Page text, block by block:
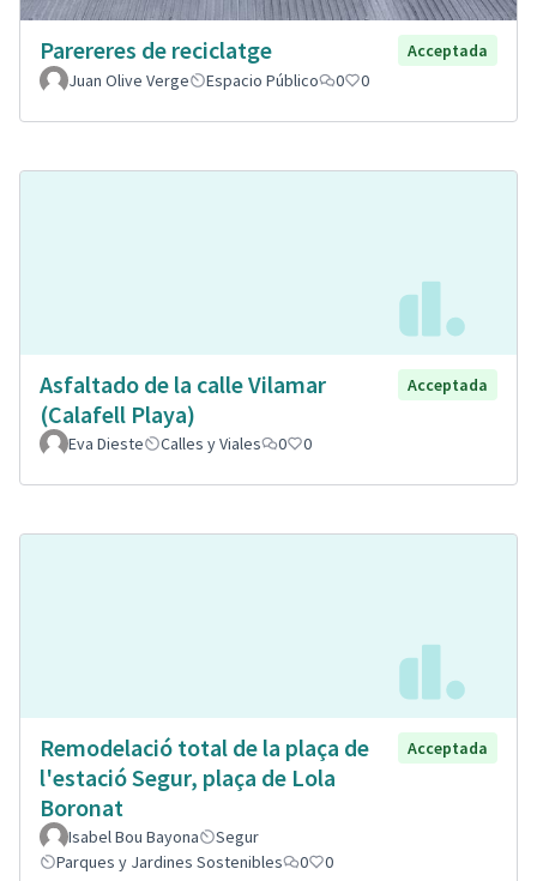
Parereres de reciclatge
Acceptada
Juan Olive Verge
Espacio Público 0 0
Asfaltado de la calle Vilamar
(Calafell Playa)
Acceptada
Eva Dieste Calles y Viales 0 0
Remodelació total de la plaça de
l'estació Segur, plaça de Lola
Boronat
Acceptada
Isabel Bou Bayona
Segur
Parques y Jardines Sostenibles
0 0